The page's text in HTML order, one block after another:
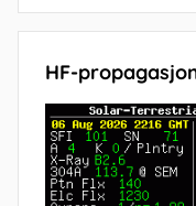
HF-